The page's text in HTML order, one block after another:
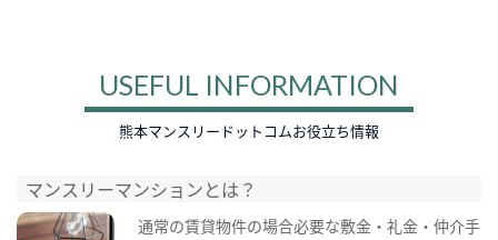
USEFUL INFORMATION
熊本マンスリードットコムお役立ち情報
マンスリーマンションとは？
通常の賃貸物件の場合必要な敷金・礼金・仲介手